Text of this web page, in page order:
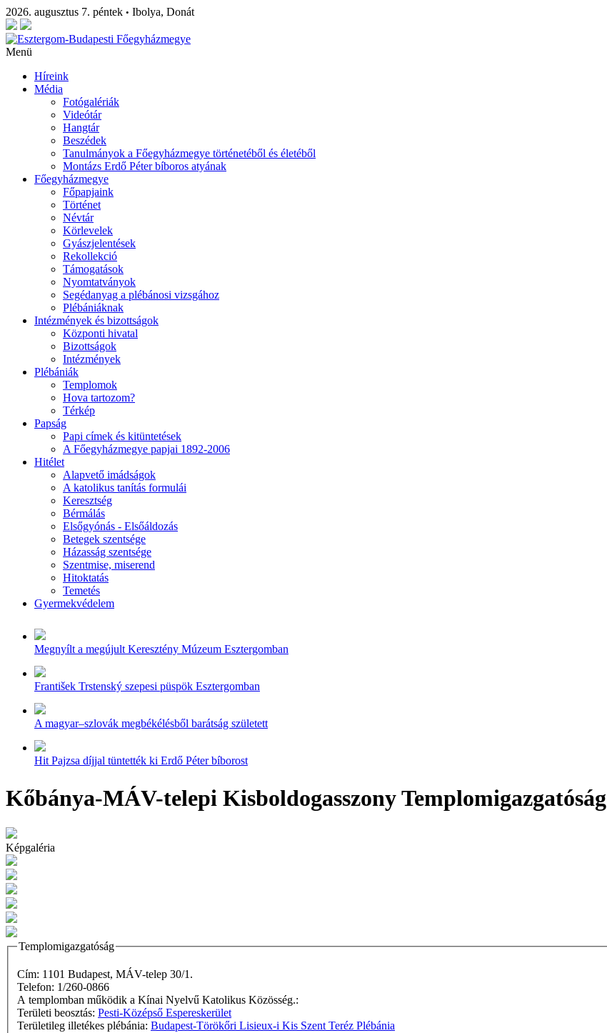
2026. augusztus 7. péntek • Ibolya, Donát
Menü
Híreink
Média
Fotógalériák
Videótár
Hangtár
Beszédek
Tanulmányok a Főegyházmegye történetéből és életéből
Montázs Erdő Péter bíboros atyának
Főegyházmegye
Főpapjaink
Történet
Névtár
Körlevelek
Gyászjelentések
Rekollekció
Támogatások
Nyomtatványok
Segédanyag a plébánosi vizsgához
Plébániáknak
Intézmények és bizottságok
Központi hivatal
Bizottságok
Intézmények
Plébániák
Templomok
Hova tartozom?
Térkép
Papság
Papi címek és kitüntetések
A Főegyházmegye papjai 1892-2006
Hitélet
Alapvető imádságok
A katolikus tanítás formulái
Keresztség
Bérmálás
Elsőgyónás - Elsőáldozás
Betegek szentsége
Házasság szentsége
Szentmise, miserend
Hitoktatás
Temetés
Gyermekvédelem
Megnyílt a megújult Keresztény Múzeum Esztergomban
František Trstenský szepesi püspök Esztergomban
A magyar–szlovák megbékélésből barátság született
Hit Pajzsa díjjal tüntették ki Erdő Péter bíborost
Kőbánya-MÁV-telepi Kisboldogasszony Templomigazgatóság
Képgaléria
Templomigazgatóság
Cím: 1101 Budapest, MÁV-telep 30/1.
Telefon: 1/260-0866
A templomban működik a Kínai Nyelvű Katolikus Közösség.:
Területi beosztás: Pesti-Középső Espereskerület
Területileg illetékes plébánia: Budapest-Törökőri Lisieux-i Kis Szent Teréz Plébánia